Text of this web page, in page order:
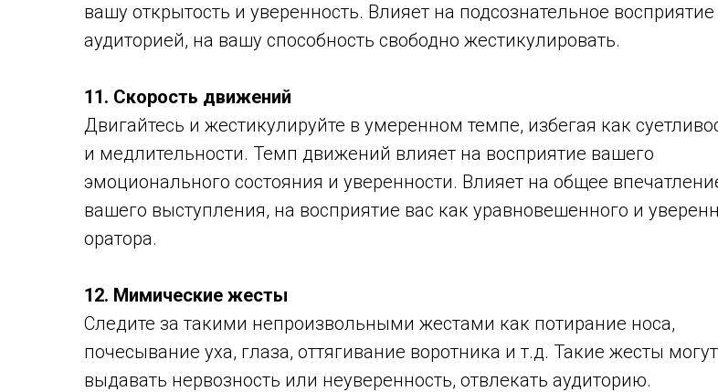
вашу открытость и уверенность. Влияет на подсознательное восприятие
аудиторией, на вашу способность свободно жестикулировать.
11. Скорость движений
Двигайтесь и жестикулируйте в умеренном темпе, избегая как
и медлительности. Темп движений влияет на восприятие вашего
эмоционального состояния и уверенности. Влияет на общее
вашего выступления, на восприятие вас как уравновешенного и
оратора.
12. Мимические жесты
Следите за такими непроизвольными жестами как потирание носа,
почесывание уха, глаза, оттягивание воротника и т.д. Такие жесты могут
выдавать нервозность или неуверенность, отвлекать аудиторию.